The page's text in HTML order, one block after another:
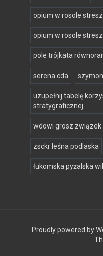
opium w rosole
opium w rosole
pole trójkata
serena cda
uzupełnij tabelę
stratygraficznej
wdowi grosz
zsckr leśna podlaska
łukomska pyżalska
Proudly powered by